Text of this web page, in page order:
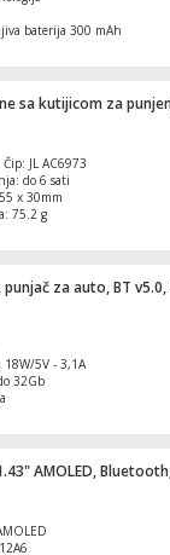
baterija 300 mAh
sa kutijicom za
JL AC6973
do 6 sati
x 30mm
75.2 g
za auto, BT v5.0,
18W/5V - 3,1A
32Gb
AMOLED,